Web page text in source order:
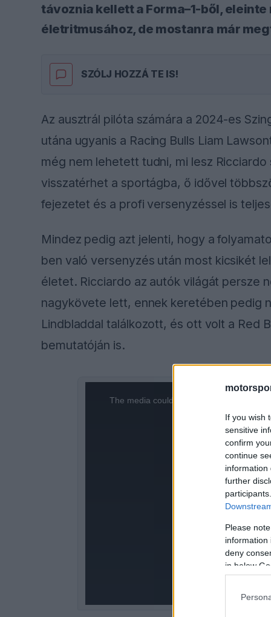
If you wish
sensitive
confirm
continue
information
further
Please
information
deny
in below
távoznia kellett a Forma–1-ből,
életritmusához, de mostanra már
SZÓLJ HOZZÁ TE IS!
Az ausztrál pilóta számára a 2024-es
utána ugyanis a Racing Bulls Liam
még nem lehetett tudni, mi lesz
visszatérhet a sportágba, ő idővel
fejezetet és a profi versenyzéssel is
Mindez pedig azt jelenti, hogy a
ben való versenyzés után most kicsikét
életet. Ricciardo az autók világát persze
nagykövete lett, ennek keretében pedig
Lindbladdal találkozott, és ott volt a Red
bemutatóján is.
The media could not be loaded, either
format